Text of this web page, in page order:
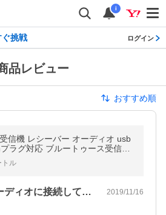
i
挑戦 ログイン
品レビュー
おすすめ順
信機 レシーバー オーディオ usb
ラグ対応 ブルートゥース受信機
源 Bluetooth4.0対応
トル
トラックの純正オーディオに接続して使用… 2019/11/16